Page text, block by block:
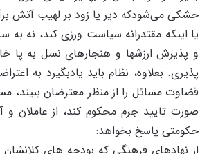
خشکی می‌شودکه دیر یا زود بر لهیب آتش
یا اینکه مقتدرانه سیاست ورزی کند، نه به
و پذیرش ارزشها و هنجارهای نسل به پا
پذیری. بعلاوه، نظام باید یادبگیرد به
قضاوت مسائل را از منظر معترضان ببیند،
صورت تایید جرم محکوم کند، از عاملان و
حکومتی پاسخ بخواهد:
از نهادهای فرهنگی که بودجه های